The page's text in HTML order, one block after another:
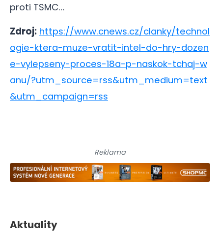
proti TSMC…
Zdroj: https://www.cnews.cz/clanky/technol
ogie-ktera-muze-vratit-intel-do-hry-dozen
e-vylepseny-proces-18a-p-naskok-tchaj-w
anu/?utm_source=rss&utm_medium=text
&utm_campaign=rss
Reklama
Aktuality